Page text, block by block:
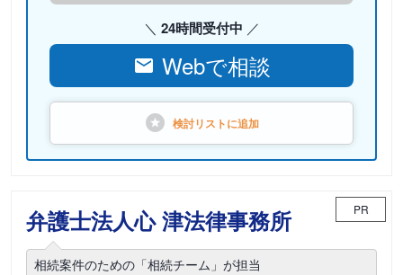
24時間受付中
Webで相談
検討リストに追加
弁護士法人心 津法律事務所 PR
相続案件のための「相続チーム」が担当